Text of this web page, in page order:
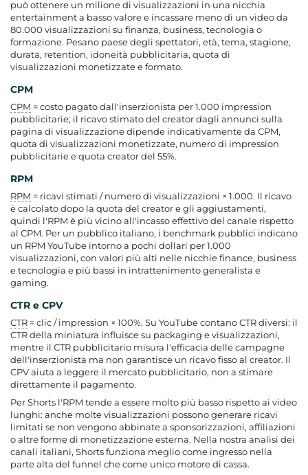
può ottenere un milione di visualizzazioni in una nicchia
entertainment a basso valore e incassare meno di un video da
80.000 visualizzazioni su finanza, business, tecnologia o
formazione. Pesano paese degli spettatori, età, tema, stagione,
durata, retention, idoneità pubblicitaria, quota di
visualizzazioni monetizzate e formato.
CPM
CPM = costo pagato dall'inserzionista per 1.000 impression
pubblicitarie; il ricavo stimato del creator dagli annunci sulla
pagina di visualizzazione dipende indicativamente da CPM,
quota di visualizzazioni monetizzate, numero di impression
pubblicitarie e quota creator del 55%.
RPM
RPM = ricavi stimati / numero di visualizzazioni × 1.000. Il ricavo
è calcolato dopo la quota del creator e gli aggiustamenti,
quindi l'RPM è più vicino all'incasso effettivo del canale rispetto
al CPM. Per un pubblico italiano, i benchmark pubblici indicano
un RPM YouTube intorno a pochi dollari per 1.000
visualizzazioni, con valori più alti nelle nicchie finance, business
e tecnologia e più bassi in intrattenimento generalista e
gaming.
CTR e CPV
CTR = clic / impression × 100%. Su YouTube contano CTR diversi: il
CTR della miniatura influisce su packaging e visualizzazioni,
mentre il CTR pubblicitario misura l'efficacia delle campagne
dell'inserzionista ma non garantisce un ricavo fisso al creator. Il
CPV aiuta a leggere il mercato pubblicitario, non a stimare
direttamente il pagamento.
Per Shorts l'RPM tende a essere molto più basso rispetto ai video
lunghi: anche molte visualizzazioni possono generare ricavi
limitati se non vengono abbinate a sponsorizzazioni, affiliazioni
o altre forme di monetizzazione esterna. Nella nostra analisi dei
canali italiani, Shorts funziona meglio come ingresso nella
parte alta del funnel che come unico motore di cassa.